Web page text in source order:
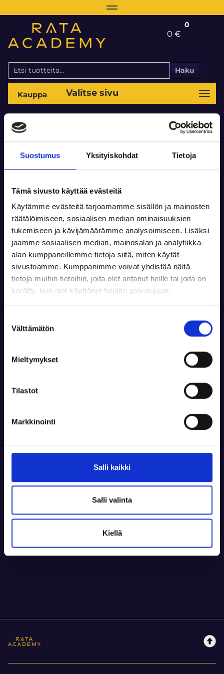
Suostumus Yksityiskohdat Tietoja
Tämä sivusto käyttää evästeitä
Käytämme evästeitä tarjoamamme sisällön ja mainosten
räätälöimiseen, sosiaalisen median ominaisuuksien
tukemiseen ja kävijämäärämme analysoimiseen. Lisäksi
jaamme sosiaalisen median, mainosalan ja analytiikka-
alan kumppaneillemme tietoja siitä, miten käytät
sivustoamme. Kumppanimme voivat yhdistää näitä
tietoja muihin tietoihin, joita olet antanut heille tai joita on
kerätty, kun olet käyttänyt heidän palvelujaan.
valinta
Välttämätön
Mieltymykset
Tilastot
Markkinointi
Salli kaikki
Salli valinta
Kiellä
Navigaatio
0 €
0
Haku
Valitse sivu
root
Lahjakortti 100€
Ilahduta monipuolisella lahjalla! Lahjakortti käy
maksutapana kaikkiin palveluihimme ja
+ Toimituskulut alkaen 0,00 €
Lisää ostoskoriin